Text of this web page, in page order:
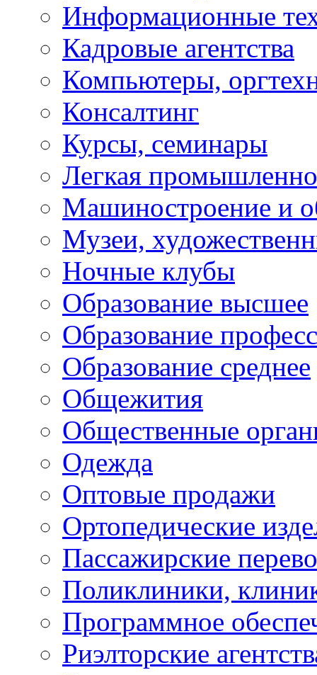
Информационные
Кадровые агентства
Компьютеры,
Консалтинг
Курсы, семинары
Легкая
Машиностроение и
Музеи,
Ночные клубы
Образование высшее
Образование
Образование среднее
Общежития
Общественные
Одежда
Оптовые продажи
Ортопедические
Пассажирские
Поликлиники,
Программное
Риэлторские